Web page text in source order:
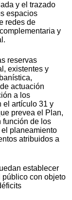
y el trazado
espacios
redes de
y
reservas
existentes y
actuación
a los
el artículo 31 y
prevea el Plan,
función de los
planeamiento
atribuidos a
establecer
público con objeto